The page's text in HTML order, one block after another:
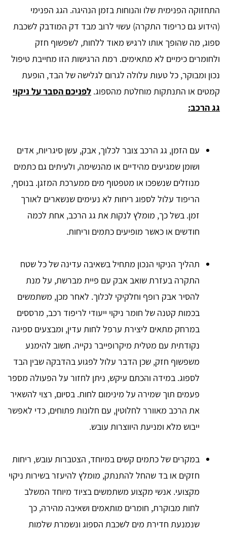
התחזוקה הפנימית שלו והנוחות בזמן הנהיגה. הגג הפנימי
(הידוע גם כריפוד התקרה) עשוי לרוב מבד דק המודבק לשכבת
ספוג, מה שהופך אותו לרגיש מאוד ללחות, לשפשוף חזק
ולחומרים כימיים לא מתאימים. רמת הרגישות הזו מחייבת טיפול
נכון ומבוקר, כל טעות עלולה לגרום לגלישה של הבד, הופעת
קמטים או התנתקות מוחלטת מהספוג. לפניכם הסבר על ניקוי
גג הרכב:
עם הזמן, גג הרכב צובר לכלוך, אבק, עשן סיגריות, אדים
ושומן שמגיעים מהידיים או מהנשימה, ולעיתים גם כתמים
מנוזלים שנשפכו או מטפטוף מים ממערכת המזגן. בנוסף,
הריפוד עלול לספוג ריחות לא נעימים שנשארים לאורך
זמן. בשל כך, מומלץ לנקות את גג הרכב, אחת לכמה
חודשים או כאשר מופיעים כתמים וריחות.
תהליך הניקוי הנכון מתחיל בשאיבה עדינה של כל שטח
התקרה בעזרת שואב אבק עם פיית מברשת, על מנת
להסיר אבק רופף וחלקיקי לכלוך. לאחר מכן, משתמשים
בכמות קטנה של חומר ניקוי ייעודי לריפוד רכב, מרססים
במרחק מתאים ליצירת ערפל לחות עדין, ומבצעים ספיגה
נקודתית עם מטלית מיקרופייבר נקייה. חשוב להימנע
משפשוף חזק, שכן הדבר עלול לפגוע בהדבקה שבין הבד
לספוג. במידה והכתם עיקש, ניתן לחזור על הפעולה מספר
פעמים תוך שמירה על מינימום לחות. בסיום, רצוי להשאיר
את הרכב מאוורר לחלוטין, עם חלונות פתוחים, כדי לאפשר
ייבוש מלא ומניעת היווצרות עובש.
במקרים של כתמים קשים במיוחד, הצטברות עובש, ריחות
חזקים או בד שהחל להתנתק, מומלץ להיעזר בשירות ניקוי
מקצועי. אנשי מקצוע משתמשים בציוד מיוחד המשלב
לחות מבוקרת, חומרים מותאמים ושאיבה מהירה, כך
שנמנעת חדירת מים לשכבת הספוג ונשמרת שלמות